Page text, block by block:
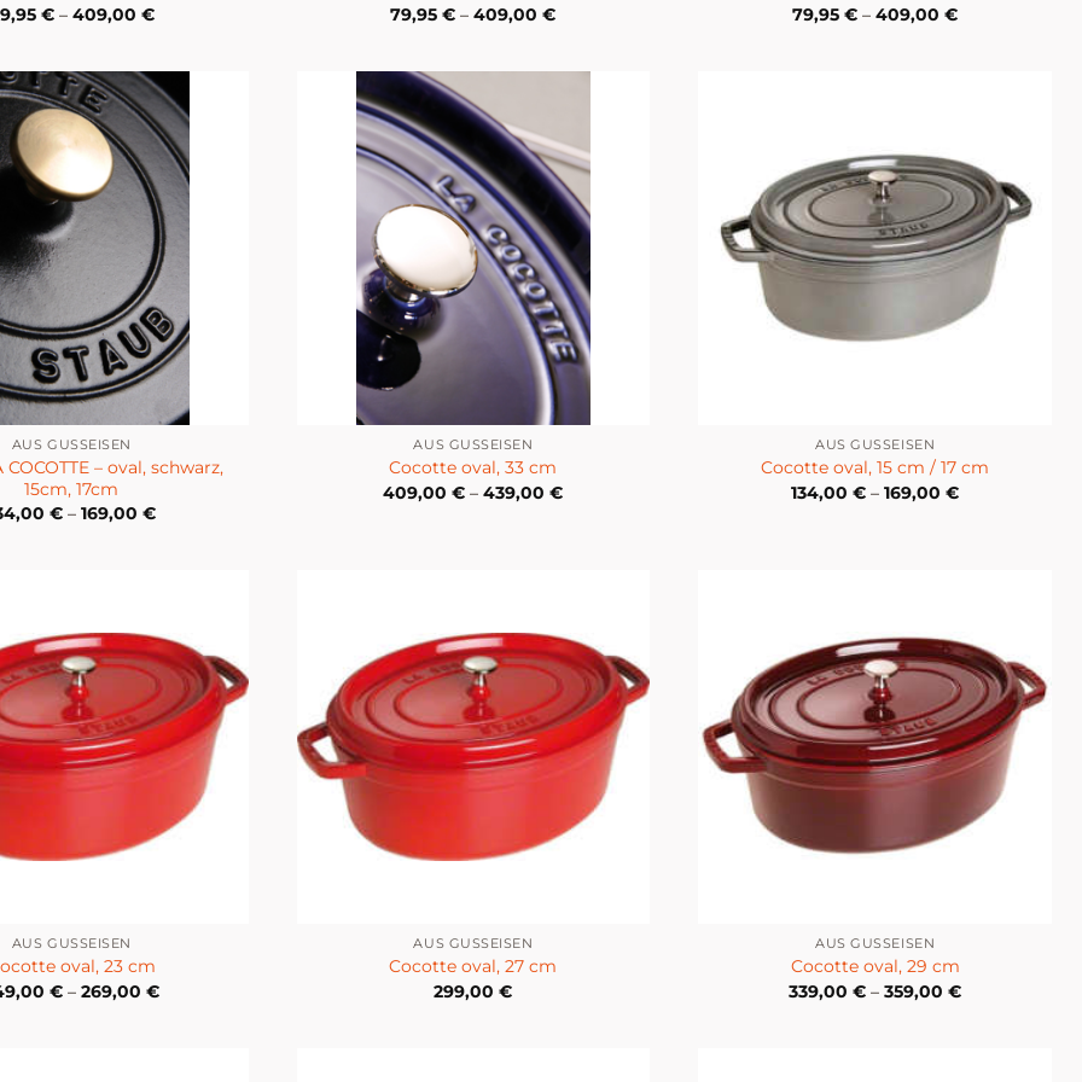
€– 409,00 €
79,95€ –409,00€
79,95€ –409,00€
AUS GUSSEISEN
COCOTTE – oval, schwarz,
15cm, 17cm
€– 169,00 €
AUS GUSSEISEN
Cocotte oval, 33 cm
409,00€ –439,00€
AUS GUSSEISEN
Cocotte oval, 15 cm / 17 cm
134,00€ –169,00€
AUS GUSSEISEN
oval, 23 cm
€ –269,00€
AUS GUSSEISEN
Cocotte oval, 27 cm
299,00€
AUS GUSSEISEN
Cocotte oval, 29 cm
339,00€ –359,00€